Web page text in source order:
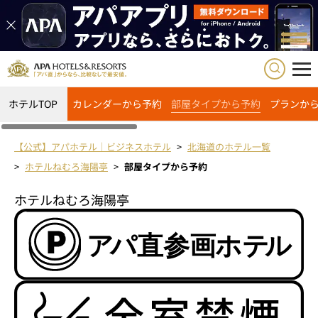
ホテルTOP カレンダーから予約 部屋タイプから予約 プランか
【公式】アパホテル｜ビジネスホテル
北海道のホテル一覧
ホテルねむろ海陽亭
部屋タイプから予約
ホテルねむろ海陽亭